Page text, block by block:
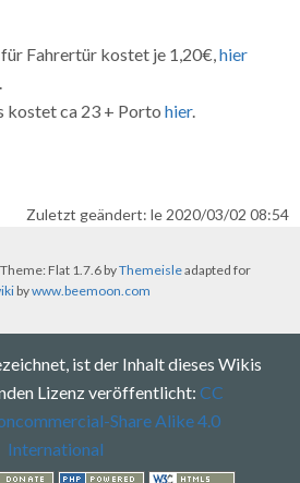
Fahrertür kostet je 1,20€,hier
.
kostet ca 23 + Porto hier.
Zuletzt geändert: le 2020/03/02 08:54
. Theme: Flat 1.7.6 byThemeisleadapted for
bywww.beemoon.com
ist der Inhalt dieses Wikis
Lizenz veröffentlicht: CC
Share Alike 4.0
International